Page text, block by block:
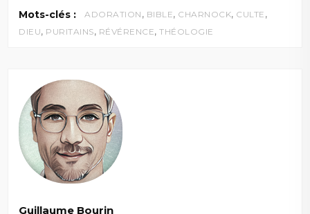
Mots-clés : ADORATION , BIBLE, CHARNOCK, CULTE ,
DIEU, PURITAINS, RÉVÉRENCE,THÉOLOGIE
Guillaume Bourin